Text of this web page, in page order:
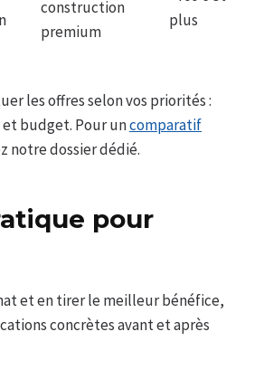
construction
premium
plus
les offres selon vos priorités :
budget. Pour uncomparatif
notre dossier dédié.
pour
et en tirer le meilleur bénéfice,
concrètes avant et après